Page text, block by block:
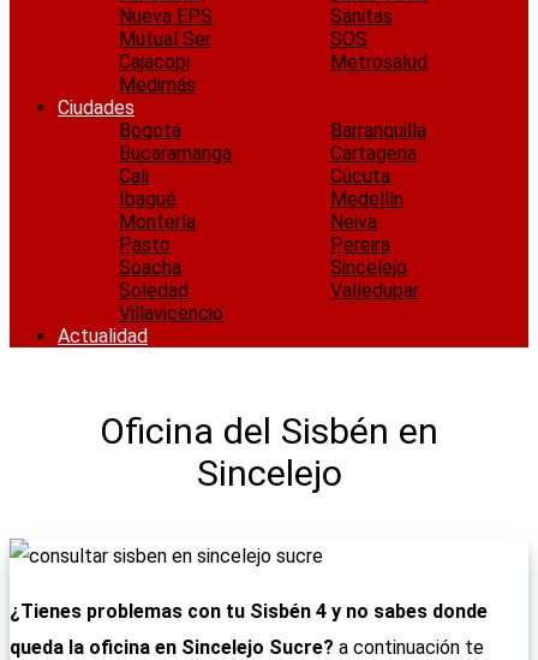
Nueva EPS
Sanitas
Mutual Ser
SOS
Cajacopi
Metrosalud
Medimás
Ciudades
Bogotá
Barranquilla
Bucaramanga
Cartagena
Cali
Cúcuta
Ibagué
Medellín
Montería
Neiva
Pasto
Pereira
Soacha
Sincelejo
Soledad
Valledupar
Villavicencio
Actualidad
Oficina del Sisbén en
Sincelejo
¿Tienes problemas con tu Sisbén 4 y no sabes donde
queda la oficina en Sincelejo Sucre? a continuación te